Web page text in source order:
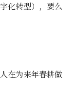
化转型），要么
在为来年春耕做